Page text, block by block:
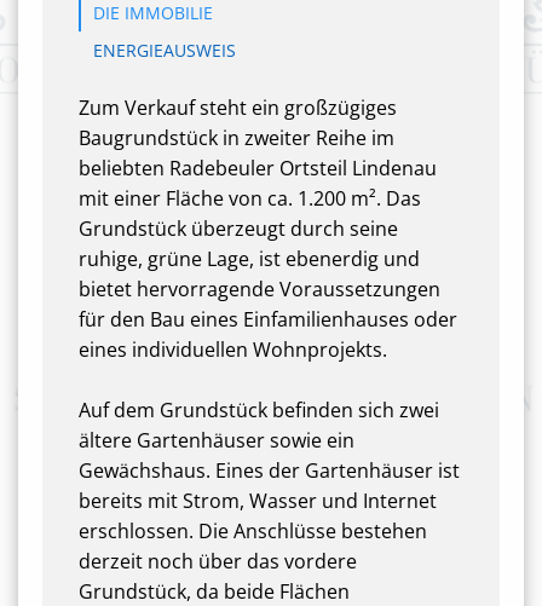
DIE IMMOBILIE
ENERGIEAUSWEIS
Zum Verkauf steht ein großzügiges
Baugrundstück in zweiter Reihe im
beliebten Radebeuler Ortsteil Lindenau
mit einer Fläche von ca. 1.200 m². Das
Grundstück überzeugt durch seine
ruhige, grüne Lage, ist ebenerdig und
bietet hervorragende Voraussetzungen
für den Bau eines Einfamilienhauses oder
eines individuellen Wohnprojekts.
Auf dem Grundstück befinden sich zwei
ältere Gartenhäuser sowie ein
Gewächshaus. Eines der Gartenhäuser ist
bereits mit Strom, Wasser und Internet
erschlossen. Die Anschlüsse bestehen
derzeit noch über das vordere
Grundstück, da beide Flächen